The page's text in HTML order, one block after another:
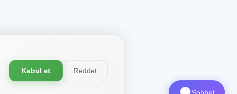
Sohbet
Kabul et Reddet